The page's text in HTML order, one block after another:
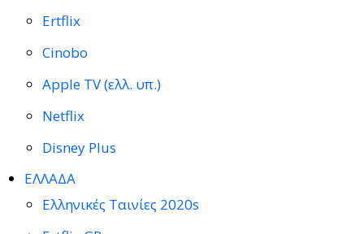
Ertflix
Cinobo
Apple TV (ελλ. υπ.)
Netflix
Disney Plus
ΕΛΛΑΔΑ
Ελληνικές Ταινίες 2020s